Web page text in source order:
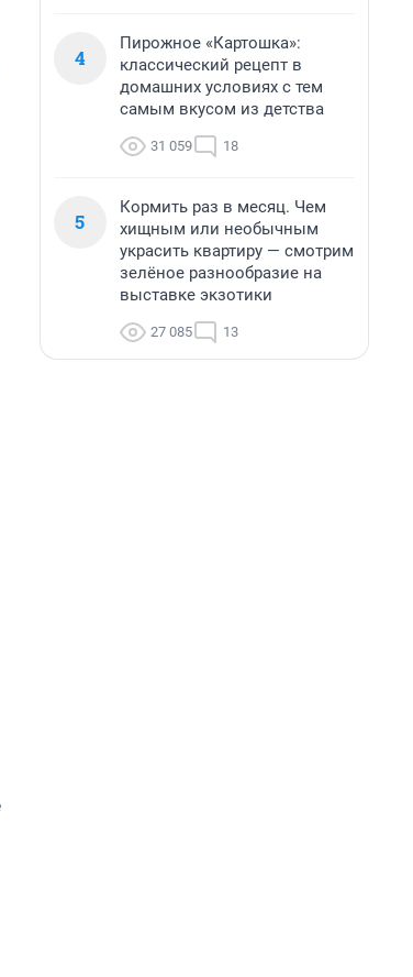
4
Пирожное «Картошка»:
классический рецепт в
домашних условиях с тем
самым вкусом из детства
31 059 18
5
Кормить раз в месяц. Чем
хищным или необычным
украсить квартиру — смотрим
зелёное разнообразие на
выставке экзотики
27 085 13